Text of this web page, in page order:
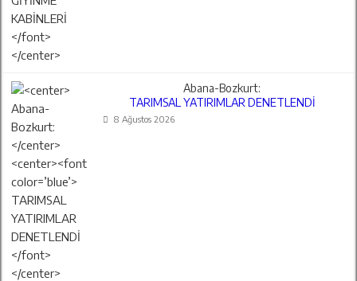
Abana-Bozkurt:
TARIMSAL YATIRIMLAR DENETLENDİ
8 Ağustos 2026